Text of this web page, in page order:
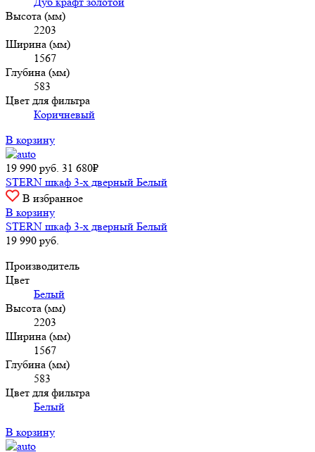
Высота (мм)
2203
Ширина (мм)
1567
Глубина (мм)
583
Цвет для фильтра
Коричневый
В корзину
19 990 руб. 31 680₽
STERN шкаф 3-х дверный Белый
В избранное
В корзину
STERN шкаф 3-х дверный Белый
19 990 руб.
Производитель
Цвет
Белый
Высота (мм)
2203
Ширина (мм)
1567
Глубина (мм)
583
Цвет для фильтра
Белый
В корзину